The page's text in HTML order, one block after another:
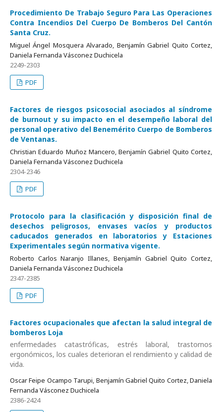
Procedimiento De Trabajo Seguro Para Las Operaciones
Contra Incendios Del Cuerpo De Bomberos Del Cantón
Santa Cruz.
Miguel Ángel Mosquera Alvarado, Benjamín Gabriel Quito Cortez,
Daniela Fernanda Vásconez Duchicela
2249-2303
PDF
Factores de riesgos psicosocial asociados al síndrome
de burnout y su impacto en el desempeño laboral del
personal operativo del Benemérito Cuerpo de Bomberos
de Ventanas.
Christian Eduardo Muñoz Mancero, Benjamín Gabriel Quito Cortez,
Daniela Fernanda Vásconez Duchicela
2304-2346
PDF
Protocolo para la clasificación y disposición final de
desechos peligrosos, envases vacíos y productos
caducados generados en laboratorios y Estaciones
Experimentales según normativa vigente.
Roberto Carlos Naranjo Illanes, Benjamín Gabriel Quito Cortez,
Daniela Fernanda Vásconez Duchicela
2347-2385
PDF
Factores ocupacionales que afectan la salud integral de
bomberos Loja
enfermedades catastróficas, estrés laboral, trastornos
ergonómicos, los cuales deterioran el rendimiento y calidad de
vida.
Oscar Feipe Ocampo Tarupi, Benjamín Gabriel Quito Cortez, Daniela
Fernanda Vásconez Duchicela
2386-2424